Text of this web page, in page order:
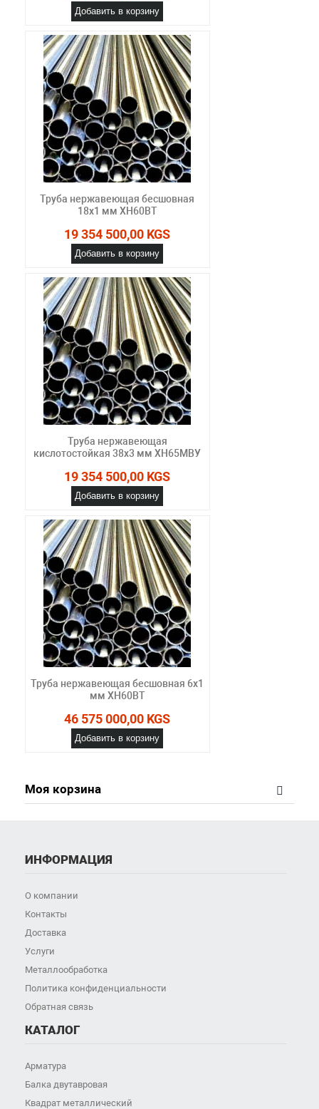
Добавить в корзину
Труба нержавеющая бесшовная
18х1 мм ХН60ВТ
19 354 500,00 KGS
Добавить в корзину
Труба нержавеющая
кислотостойкая 38х3 мм ХН65МВУ
19 354 500,00 KGS
Добавить в корзину
Труба нержавеющая бесшовная 6х1
мм ХН60ВТ
46 575 000,00 KGS
Добавить в корзину
Моя корзина
ИНФОРМАЦИЯ
О компании
Контакты
Доставка
Услуги
Металлообработка
Политика конфиденциальности
Обратная связь
КАТАЛОГ
Арматура
Балка двутавровая
Квадрат металлический